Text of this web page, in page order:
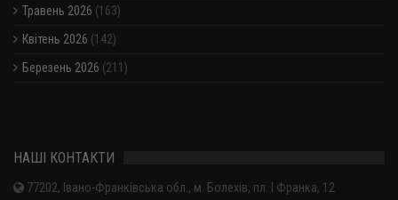
Травень 2026 (163)
Квітень 2026 (142)
Березень 2026 (211)
НАШІ КОНТАКТИ
77202, Івано-Франківська обл., м. Болехів, пл. І.Франка, 12